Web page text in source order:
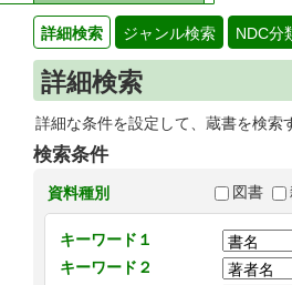
詳細検索 ジャンル検索 NDC分
詳細検索
詳細な条件を設定して、蔵書を検索
検索条件
資料種別 図書
キーワード１
キーワード２